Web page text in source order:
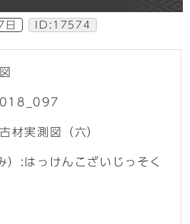
日 ID:17574
材実測図（六）
）:はっけんこざいじっそく